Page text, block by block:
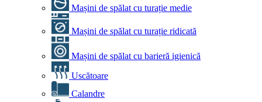
Mașini de spălat cu turație medie
Mașini de spălat cu turație ridicată
Mașini de spălat cu barieră igienică
Uscătoare
Calandre